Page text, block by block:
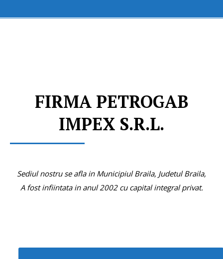
FIRMA PETROGAB
IMPEX S.R.L.
Sediul nostru se afla in Municipiul Braila, Judetul Braila,
A fost infiintata in anul 2002 cu capital integral privat.